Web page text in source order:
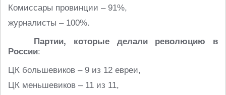
Комиссары провинции – 91%,
журналисты – 100%.
Партии, которые делали революцию в
России:
ЦК большевиков – 9 из 12 евреи,
ЦК меньшевиков – 11 из 11,